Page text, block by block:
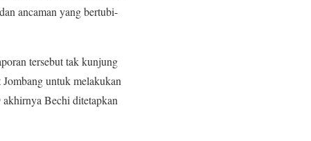
ancaman yang bertubi-
tersebut tak kunjung
untuk melakukan
Bechi ditetapkan